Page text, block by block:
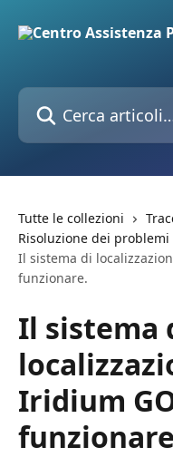
Cerca articoli…
Tutte le collezioni
Risoluzione dei problemi
Il sistema di
funzionare.
Il sistema
Iridium